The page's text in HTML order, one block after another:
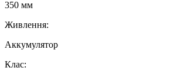
350 мм
Живлення:
Аккумулятор
Клас: